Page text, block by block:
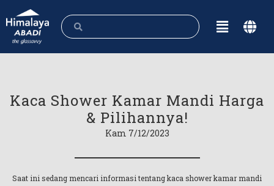
Kaca Shower Kamar Mandi Harga
& Pilihannya!
Kam 7/12/2023
Saat ini sedang mencari informasi tentang kaca shower kamar mandi